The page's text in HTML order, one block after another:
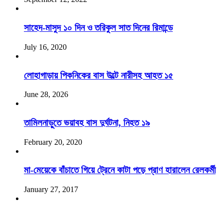
সাহেদ-মাসুদ ১০ দিন ও তরিকুল সাত দিনের রিমান্ডে
July 16, 2020
লোহাগাড়ায় পিকনিকের বাস উল্টে নারীসহ আহত ১৫
June 28, 2026
তামিলনাড়ুতে ভয়াবহ বাস দুর্ঘটনা, নিহত ১৯
February 20, 2020
মা-মেয়েকে বাঁচাতে গিয়ে ট্রেনে কাটা পড়ে প্রাণ হারালেন রেলকর্মী
January 27, 2017